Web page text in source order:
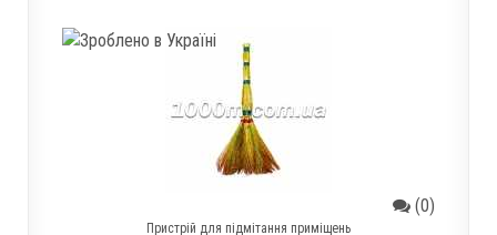
(0)
Пристрій для підмітання приміщень